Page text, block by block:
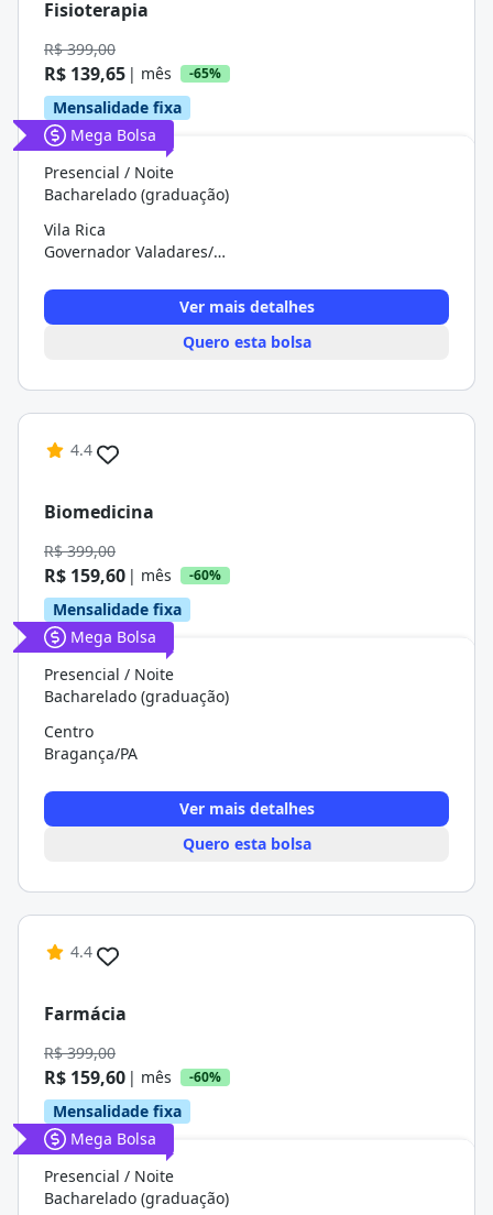
Fisioterapia
R$ 399,00
R$ 139,65 | mês -65%
Mensalidade fixa
Mega Bolsa
Presencial / Noite
Bacharelado (graduação)
Vila Rica
Governador Valadares/MG
Ver mais detalhes
Quero esta bolsa
4.4
Biomedicina
R$ 399,00
R$ 159,60 | mês -60%
Mensalidade fixa
Mega Bolsa
Presencial / Noite
Bacharelado (graduação)
Centro
Bragança/PA
Ver mais detalhes
Quero esta bolsa
4.4
Farmácia
R$ 399,00
R$ 159,60 | mês -60%
Mensalidade fixa
Mega Bolsa
Presencial / Noite
Bacharelado (graduação)